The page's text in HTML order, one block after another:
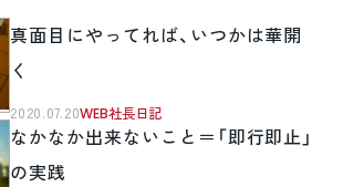
真面目にやってれば、いつかは華開
く
2020.07.20WEB社長日記
なかなか出来ないこと＝「即行即止」
の実践